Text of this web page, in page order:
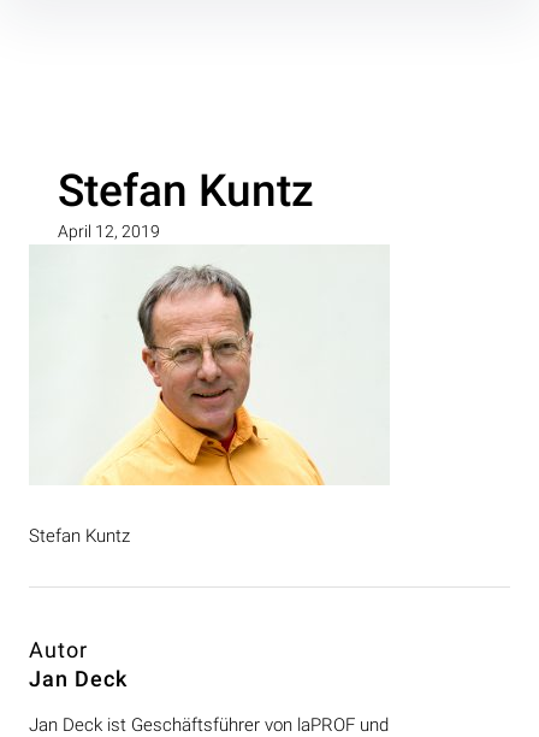
Stefan Kuntz
April 12, 2019
Stefan Kuntz
Autor
Jan Deck
Jan Deck ist Geschäftsführer von laPROF und